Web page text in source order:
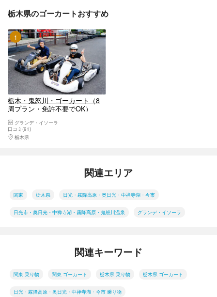
栃木県のゴーカートおすすめ
1位
栃木・鬼怒川・ゴーカート（8
周プラン・免許不要でOK）
グランデ・イソーラ
口コミ(91)
栃木県
関連エリア
関東 栃木県 日光・霧降高原・奥日光・中禅寺湖・今市
日光市・奥日光・中禅寺湖・霧降高原・鬼怒川温泉 グランデ・イソーラ
関連キーワード
関東 乗り物 関東 ゴーカート 栃木県 乗り物 栃木県 ゴーカート
日光・霧降高原・奥日光・中禅寺湖・今市 乗り物